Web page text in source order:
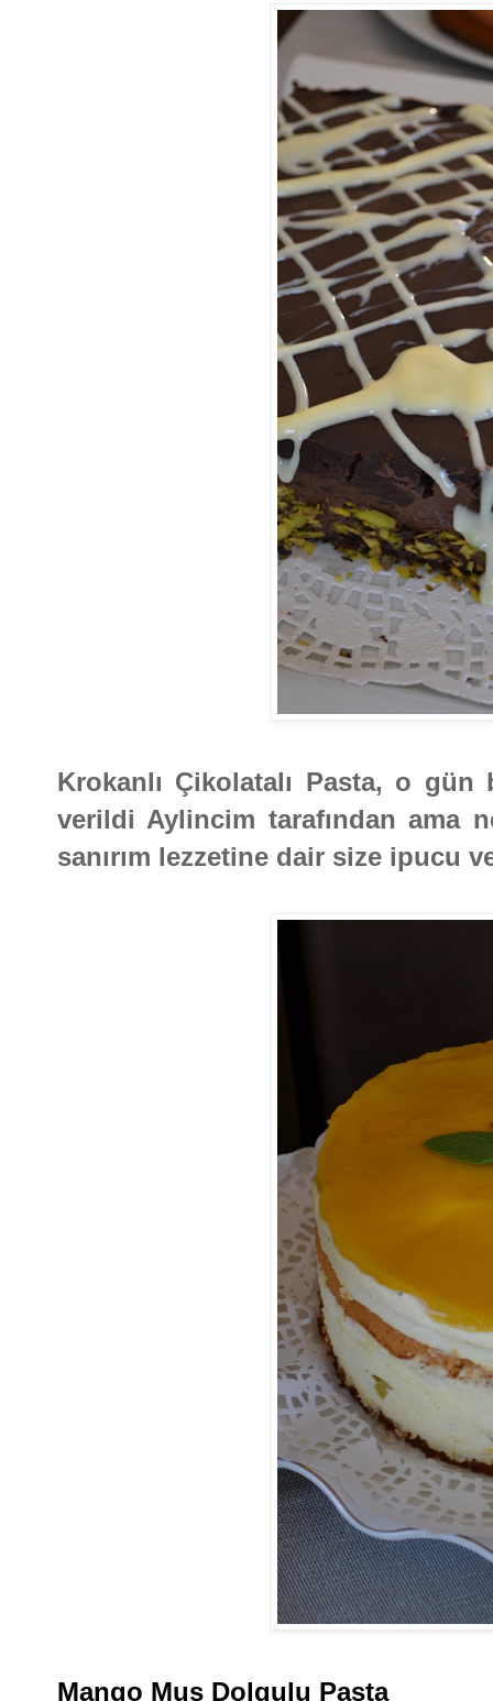
Krokanlı Çikolatalı Pasta, o
verildi Aylincim tarafından ama
sanırım lezzetine dair size ipucu
Mango Mus Dolgulu Pasta